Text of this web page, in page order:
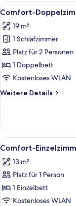
Alle
Fotos
für
Comfort-
Doppelzimmer
anzeigen
4
Comfort-
19 m²
1 Schlafzimmer
Platz für 2 Personen
1 Doppelbett
Kostenloses WLAN
Weitere Details
Weitere
Doppelzimmer
Alle
Fotos
für
Comfort-
Einzelzimmer
anzeigen
4
Comfort-
13 m²
Platz für 1 Person
1 Einzelbett
Kostenloses WLAN